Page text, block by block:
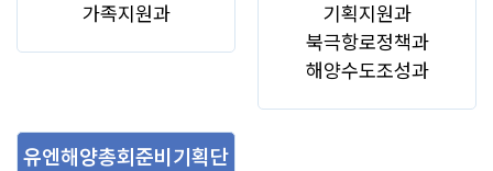
가족지원과
기획지원과
북극항로정책과
해양수도조성과
유엔해양총회준비기획단